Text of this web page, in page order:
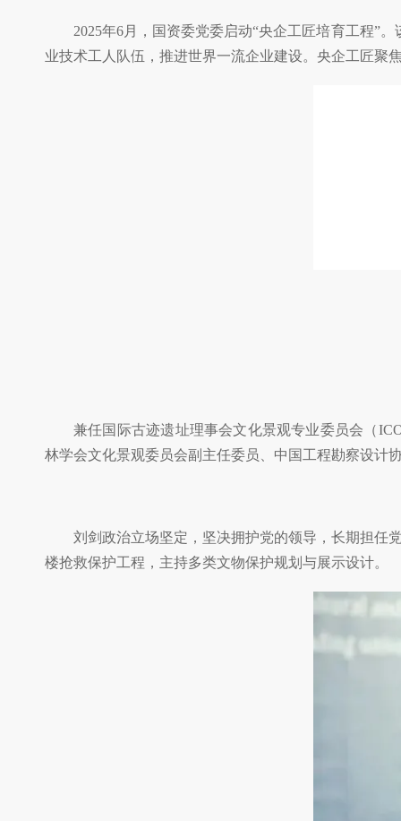
2025年6月，国资委党委启动“央企工匠培育工程”
业技术工人队伍，推进世界一流企业建设。央企工匠聚
兼任国际古迹遗址理事会文化景观专业委员会（
林学会文化景观委员会副主任委员、中国工程勘察设计
刘剑政治立场坚定，坚决拥护党的领导，长期担任
楼抢救保护工程，主持多类文物保护规划与展示设计。